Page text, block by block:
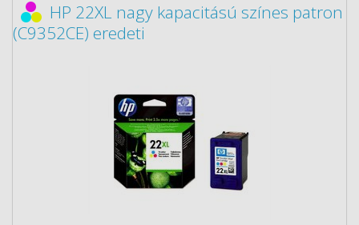
HP 22XL nagy kapacitású színes patron
(C9352CE) eredeti